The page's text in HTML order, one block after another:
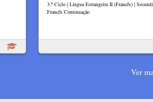
3.º Ciclo | Língua Estrangeira II (Francês) |
Francês Continuação
Ver